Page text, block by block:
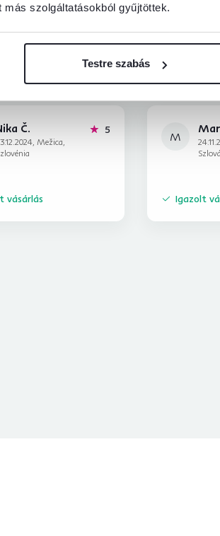
szolgáltatásokból gyűjtöttek.
Testre szabás
Č.
Mežica,
5hviezdičiek
vásárlás
M
Igazolt